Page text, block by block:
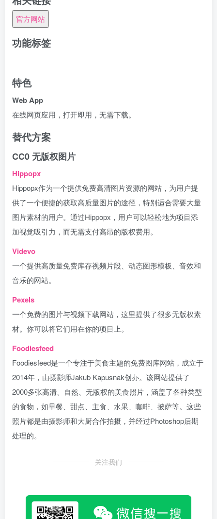
官方网站
功能标签
特色
Web App
在线网页应用，打开即用，无需下载。
替代方案
CC0 无版权图片
Hippopx
Hippopx作为一个提供免费高清图片资源的网站，为用户提
供了一个便捷的获取高质量图片的途径，特别适合需要大量
图片素材的用户。通过Hippopx，用户可以轻松地为项目添
加视觉吸引力，而无需支付高昂的版权费用。
Videvo
一个提供高质量免费库存视频片段、动态图形模板、音效和
音乐的网站。
Pexels
一个免费的图片与视频下载网站，这里提供了很多无版权素
材。你可以将它们用在你的项目上。
Foodiesfeed
Foodiesfeed是一个专注于美食主题的免费图库网站，成立于
2014年，由摄影师Jakub Kapusnak创办。该网站提供了
2000多张高清、自然、无版权的美食照片，涵盖了各种类型
的食物，如早餐、甜点、主食、水果、咖啡、披萨等。这些
照片都是由摄影师和大厨合作拍摄，并经过Photoshop后期
处理的。
关注我们